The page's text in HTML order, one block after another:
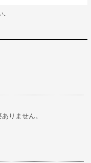
。
りません。